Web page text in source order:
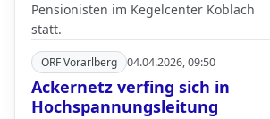
Pensionisten im Kegelcenter Koblach
statt.
ORF Vorarlberg 04.04.2026, 09:50
Ackernetz verfing sich in
Hochspannungsleitung